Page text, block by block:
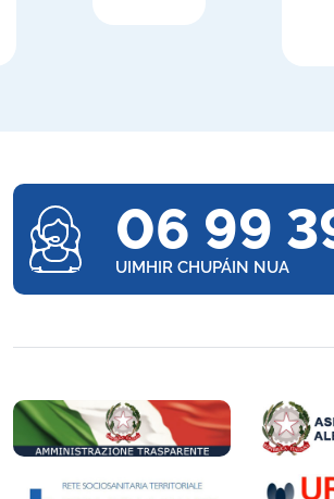
06 99
UIMHIR CHUPÁIN NUA